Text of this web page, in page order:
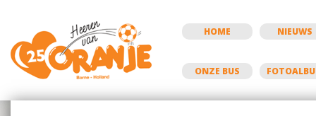
HOME NIEUWS
ONZE BUS